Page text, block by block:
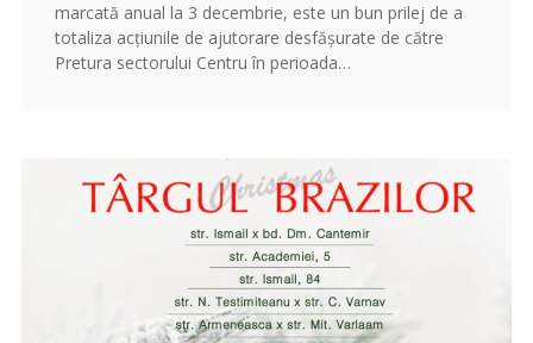
marcată anual la 3 decembrie, este un bun prilej de a
totaliza acțiunile de ajutorare desfășurate de către
Pretura sectorului Centru în perioada…